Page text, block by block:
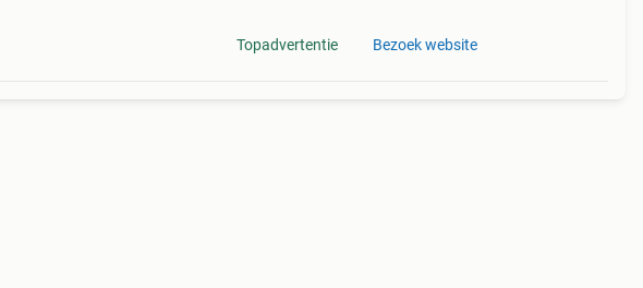
Topadvertentie Bezoek website